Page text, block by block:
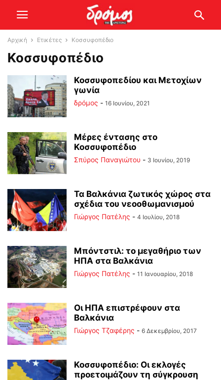
Αρχική Ετικέτες Κοσσυφοπέδιο
Κοσσυφοπέδιο
Κοσσυφοπεδίου και Μετοχίων
γωνία
δρόμος - 16 Ιουνίου, 2021
Μέρες έντασης στο
Κοσσυφοπέδιο
Σπύρος Παναγιώτου - 3 Ιουνίου, 2019
Τα Βαλκάνια ζωτικός χώρος στα
σχέδια του νεοοθωμανισμού
Γιώργος Πατέλης - 4 Ιουλίου, 2018
Μπόντστιλ: το μεγαθήριο των
ΗΠΑ στα Βαλκάνια
Γιώργος Πατέλης - 11 Ιανουαρίου, 2018
Οι ΗΠΑ επιστρέφουν στα
Βαλκάνια
Γιώργος Τζαφέρης - 6 Δεκεμβρίου, 2017
Κοσσυφοπέδιο: Οι εκλογές
προετοιμάζουν τη σύγκρουση